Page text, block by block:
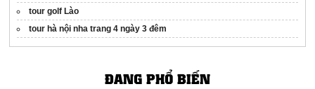
tour golf Lào
tour hà nội nha trang 4 ngày 3 đêm
ĐANG PHỔ BIẾN